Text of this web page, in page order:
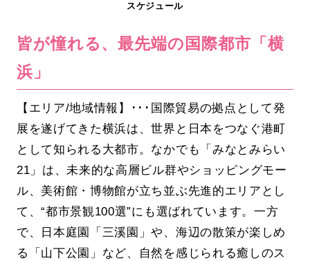
スケジュール
皆が憧れる、最先端の国際都市「横
浜」
【エリア/地域情報】･･･国際貿易の拠点として発
展を遂げてきた横浜は、世界と日本をつなぐ港町
として知られる大都市。なかでも「みなとみらい
21」は、未来的な高層ビル群やショッピングモー
ル、美術館・博物館が立ち並ぶ先進的エリアとし
て、“都市景観100選”にも選ばれています。一方
で、日本庭園「三溪園」や、海辺の散策が楽しめ
る「山下公園」など、自然を感じられる癒しのス